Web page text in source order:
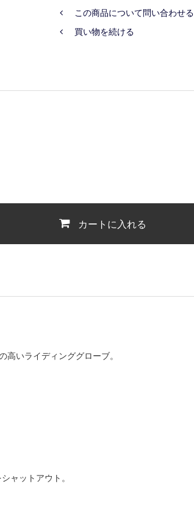
この商品について問い合わせる
買い物を続ける
カートに入れる
いライディンググローブ。
ャットアウト。